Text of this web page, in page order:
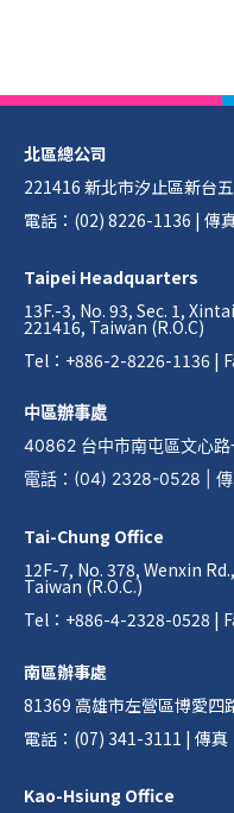
北區總公司
221416 新北市汐止區新台
電話：(02) 8226-1136 | 傳
Taipei Headquarters
13F.-3, No. 93, Sec. 1,
221416, Taiwan (R.O.C)
Tel：+886-2-8226-1136 |
中區辦事處
40862 台中市南屯區文心
電話 ： (04) 2328-0528
Tai-Chung Office
12F-7, No. 378, Wenxin
Taiwan (R.O.C.)
Tel：+886-4-2328-0528 |
南區辦事處
81369 高雄市左營區博愛四
電話：(07) 341-3111 | 傳
Kao-Hsiung Office